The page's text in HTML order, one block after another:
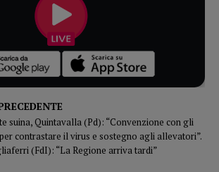
suina, Quintavalla (Pd): “Convenzione con gli
contrastare il virus e sostegno agli allevatori”.
(FdI): “La Regione arriva tardi”